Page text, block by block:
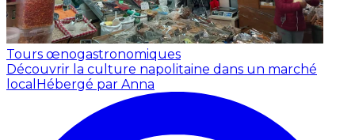
Tours œnogastronomiques
Découvrir la culture napolitaine dans un marché
local Hébergé par Anna